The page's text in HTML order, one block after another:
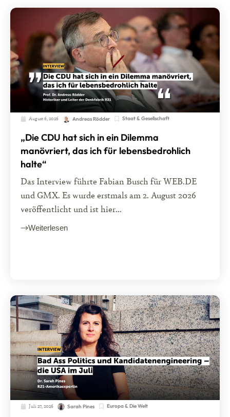
August 6, 2026 Andreas Rödder Staat & Gesellschaft
„Die CDU hat sich in ein Dilemma
manövriert, das ich für lebensbedrohlich
halte“
Das Interview führte Fabian Busch für WEB.DE
und GMX. Es wurde erstmals am 2. August 2026
veröffentlicht und ist hier...
Weiterlesen
Juli 27, 2026 Sarah Pines Europa & Die Welt